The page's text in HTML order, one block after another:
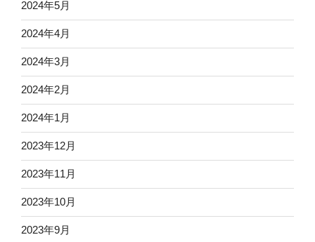
2024年5月
2024年4月
2024年3月
2024年2月
2024年1月
2023年12月
2023年11月
2023年10月
2023年9月